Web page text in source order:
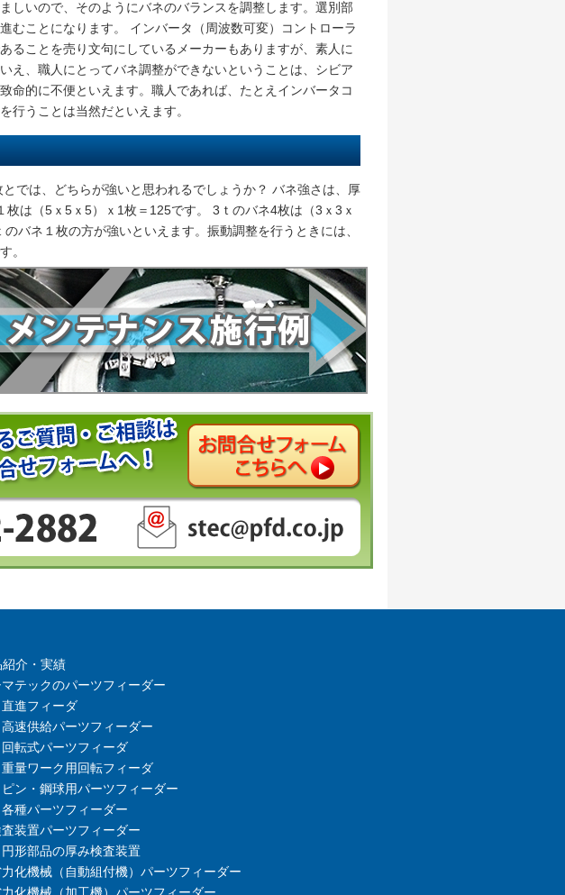
しいので、そのようにバネのバランスを調整します。選別部
むことになります。 インバータ（周波数可変）コントローラ
ることを売り文句にしているメーカーもありますが、素人に
え、職人にとってバネ調整ができないということは、シビア
命的に不便といえます。職人であれば、たとえインバータコ
行うことは当然だといえます。
では、どちらが強いと思われるでしょうか？ バネ強さは、厚
は（5ｘ5ｘ5）ｘ1枚＝125です。 3ｔのバネ4枚は（3ｘ3ｘ
バネ１枚の方が強いといえます。振動調整を行うときには、
。
紹介・実績
マテックのパーツフィーダー
直進フィーダ
高速供給パーツフィーダー
回転式パーツフィーダ
重量ワーク用回転フィーダ
ピン・鋼球用パーツフィーダー
各種パーツフィーダー
装置パーツフィーダー
円形部品の厚み検査装置
化機械（自動組付機）パーツフィーダー